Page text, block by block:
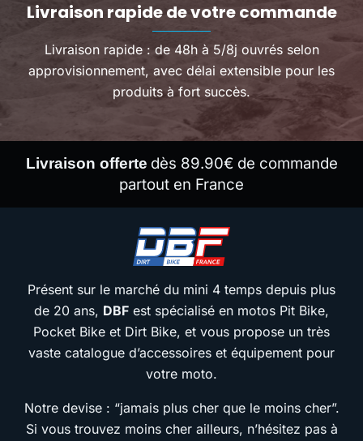
Livraison rapide de votre commande
Livraison rapide : de 48h à 5/8j ouvrés selon
approvisionnement, avec délai extensible pour les
produits à fort succès.
Livraison offerte dès 89.90€ de commande
partout en France
Présent sur le marché du mini 4 temps depuis plus
de 20 ans, DBF est spécialisé en motos Pit Bike,
Pocket Bike et Dirt Bike, et vous propose un très
vaste catalogue d’accessoires et équipement pour
votre moto.
Notre devise : “jamais plus cher que le moins cher”.
Si vous trouvez moins cher ailleurs, n’hésitez pas à